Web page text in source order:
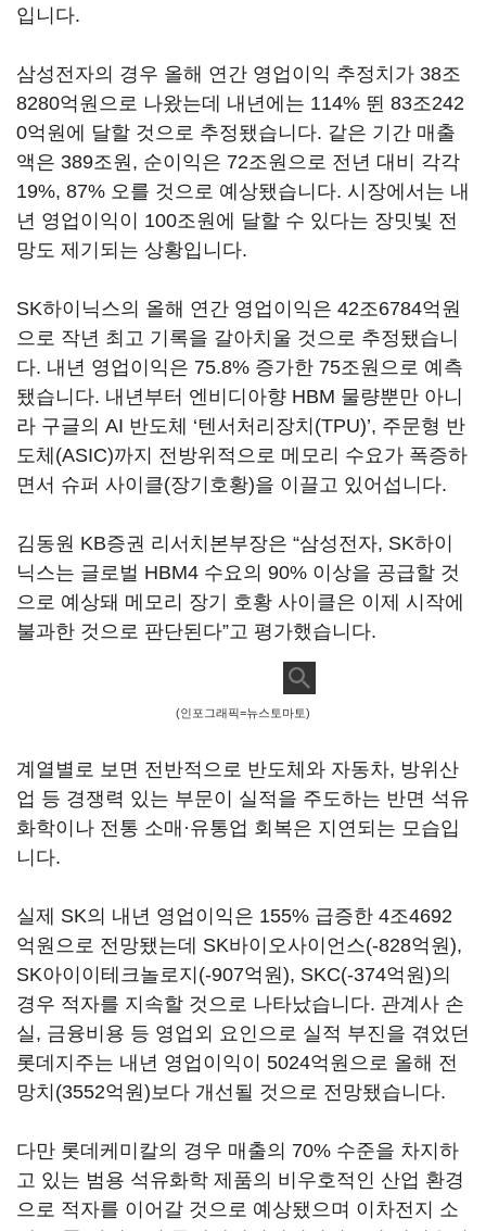
입니다.
삼성전자의 경우 올해 연간 영업이익 추정치가 38조
8280억원으로 나왔는데 내년에는 114% 뛴 83조242
0억원에 달할 것으로 추정됐습니다. 같은 기간 매출
액은 389조원, 순이익은 72조원으로 전년 대비 각각
19%, 87% 오를 것으로 예상됐습니다. 시장에서는 내
년 영업이익이 100조원에 달할 수 있다는 장밋빛 전
망도 제기되는 상황입니다.
SK하이닉스의 올해 연간 영업이익은 42조6784억원
으로 작년 최고 기록을 갈아치울 것으로 추정됐습니
다. 내년 영업이익은 75.8% 증가한 75조원으로 예측
됐습니다. 내년부터 엔비디아향 HBM 물량뿐만 아니
라 구글의 AI 반도체 ‘텐서처리장치(TPU)’, 주문형 반
도체(ASIC)까지 전방위적으로 메모리 수요가 폭증하
면서 슈퍼 사이클(장기호황)을 이끌고 있어섭니다.
김동원 KB증권 리서치본부장은 “삼성전자, SK하이
닉스는 글로벌 HBM4 수요의 90% 이상을 공급할 것
으로 예상돼 메모리 장기 호황 사이클은 이제 시작에
불과한 것으로 판단된다”고 평가했습니다.
(인포그래픽=뉴스토마토)
계열별로 보면 전반적으로 반도체와 자동차, 방위산
업 등 경쟁력 있는 부문이 실적을 주도하는 반면 석유
화학이나 전통 소매·유통업 회복은 지연되는 모습입
니다.
실제 SK의 내년 영업이익은 155% 급증한 4조4692
억원으로 전망됐는데 SK바이오사이언스(-828억원),
SK아이이테크놀로지(-907억원), SKC(-374억원)의
경우 적자를 지속할 것으로 나타났습니다. 관계사 손
실, 금융비용 등 영업외 요인으로 실적 부진을 겪었던
롯데지주는 내년 영업이익이 5024억원으로 올해 전
망치(3552억원)보다 개선될 것으로 전망됐습니다.
다만 롯데케미칼의 경우 매출의 70% 수준을 차지하
고 있는 범용 석유화학 제품의 비우호적인 산업 환경
으로 적자를 이어갈 것으로 예상됐으며 이차전지 소